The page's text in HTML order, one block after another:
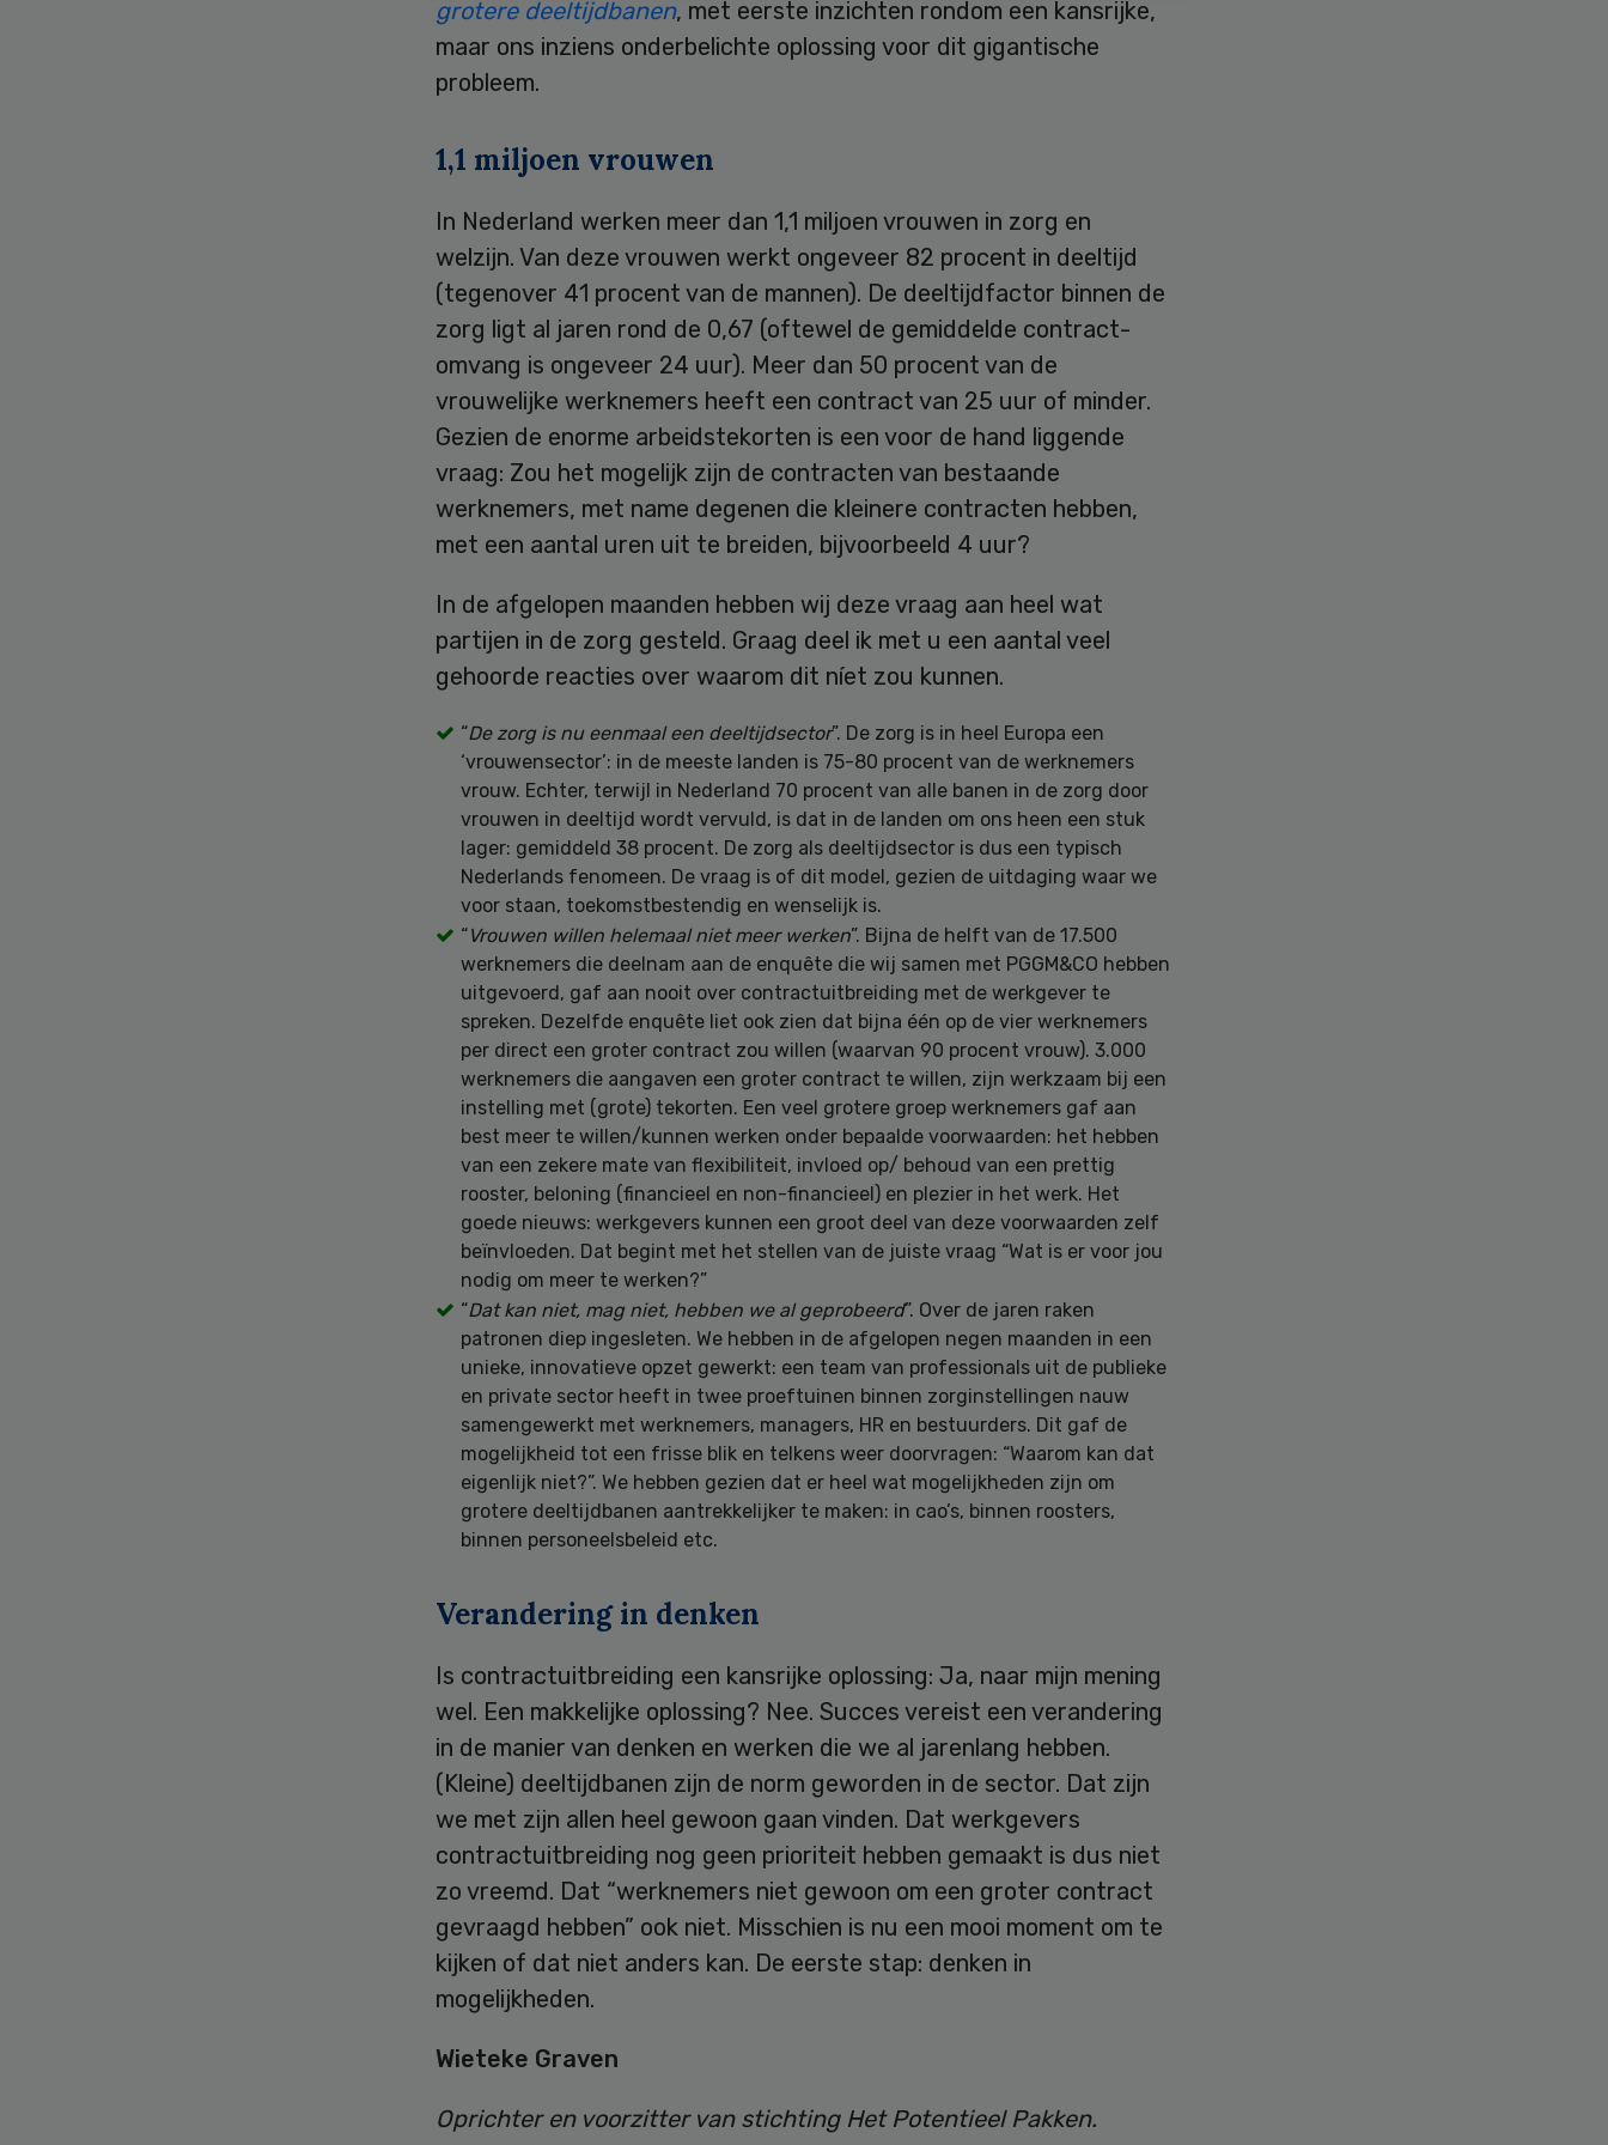
grotere deeltijdbanen, met eerste inzichten rondom een kansrijke,
maar ons inziens onderbelichte oplossing voor dit gigantische
probleem.
1,1 miljoen vrouwen
In Nederland werken meer dan 1,1 miljoen vrouwen in zorg en
welzijn. Van deze vrouwen werkt ongeveer 82 procent in deeltijd
(tegenover 41 procent van de mannen). De deeltijdfactor binnen de
zorg ligt al jaren rond de 0,67 (oftewel de gemiddelde contract-
omvang is ongeveer 24 uur). Meer dan 50 procent van de
vrouwelijke werknemers heeft een contract van 25 uur of minder.
Gezien de enorme arbeidstekorten is een voor de hand liggende
vraag: Zou het mogelijk zijn de contracten van bestaande
werknemers, met name degenen die kleinere contracten hebben,
met een aantal uren uit te breiden, bijvoorbeeld 4 uur?
In de afgelopen maanden hebben wij deze vraag aan heel wat
partijen in de zorg gesteld. Graag deel ik met u een aantal veel
gehoorde reacties over waarom dit níet zou kunnen.
“De zorg is nu eenmaal een deeltijdsector”. De zorg is in heel Europa een
‘vrouwensector’: in de meeste landen is 75-80 procent van de werknemers
vrouw. Echter, terwijl in Nederland 70 procent van alle banen in de zorg door
vrouwen in deeltijd wordt vervuld, is dat in de landen om ons heen een stuk
lager: gemiddeld 38 procent. De zorg als deeltijdsector is dus een typisch
Nederlands fenomeen. De vraag is of dit model, gezien de uitdaging waar we
voor staan, toekomstbestendig en wenselijk is.
“Vrouwen willen helemaal niet meer werken”. Bijna de helft van de 17.500
werknemers die deelnam aan de enquête die wij samen met PGGM&CO hebben
uitgevoerd, gaf aan nooit over contractuitbreiding met de werkgever te
spreken. Dezelfde enquête liet ook zien dat bijna één op de vier werknemers
per direct een groter contract zou willen (waarvan 90 procent vrouw). 3.000
werknemers die aangaven een groter contract te willen, zijn werkzaam bij een
instelling met (grote) tekorten. Een veel grotere groep werknemers gaf aan
best meer te willen/kunnen werken onder bepaalde voorwaarden: het hebben
van een zekere mate van flexibiliteit, invloed op/ behoud van een prettig
rooster, beloning (financieel en non-financieel) en plezier in het werk. Het
goede nieuws: werkgevers kunnen een groot deel van deze voorwaarden zelf
beïnvloeden. Dat begint met het stellen van de juiste vraag “Wat is er voor jou
nodig om meer te werken?”
“Dat kan niet, mag niet, hebben we al geprobeerd”. Over de jaren raken
patronen diep ingesleten. We hebben in de afgelopen negen maanden in een
unieke, innovatieve opzet gewerkt: een team van professionals uit de publieke
en private sector heeft in twee proeftuinen binnen zorginstellingen nauw
samengewerkt met werknemers, managers, HR en bestuurders. Dit gaf de
mogelijkheid tot een frisse blik en telkens weer doorvragen: “Waarom kan dat
eigenlijk niet?”. We hebben gezien dat er heel wat mogelijkheden zijn om
grotere deeltijdbanen aantrekkelijker te maken: in cao’s, binnen roosters,
binnen personeelsbeleid etc.
Verandering in denken
Is contractuitbreiding een kansrijke oplossing: Ja, naar mijn mening
wel. Een makkelijke oplossing? Nee. Succes vereist een verandering
in de manier van denken en werken die we al jarenlang hebben.
(Kleine) deeltijdbanen zijn de norm geworden in de sector. Dat zijn
we met zijn allen heel gewoon gaan vinden. Dat werkgevers
contractuitbreiding nog geen prioriteit hebben gemaakt is dus niet
zo vreemd. Dat “werknemers niet gewoon om een groter contract
gevraagd hebben” ook niet. Misschien is nu een mooi moment om te
kijken of dat niet anders kan. De eerste stap: denken in
mogelijkheden.
Wieteke Graven
Oprichter en voorzitter van stichting Het Potentieel Pakken.